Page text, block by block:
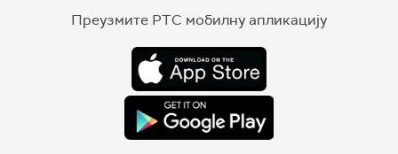
Преузмите РТС мобилну апликацију